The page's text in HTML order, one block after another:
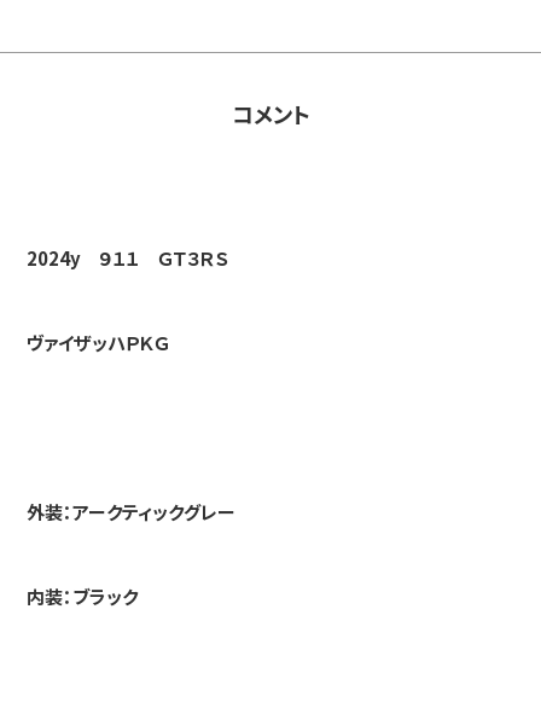
コメント
2024y ９１１ ＧＴ３ＲＳ
ヴァイザッハＰＫＧ
外装：アークティックグレー
内装：ブラック